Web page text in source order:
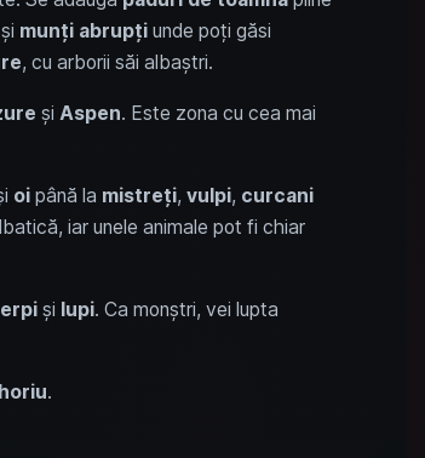
munți abrupțiunde poți găsi
, cu arborii săi albaștri.
și Aspen. Este zona cu cea mai
oipână la mistreți, vulpi, curcani
iar unele animale pot fi chiar
și lupi. Ca monștri, vei lupta
.